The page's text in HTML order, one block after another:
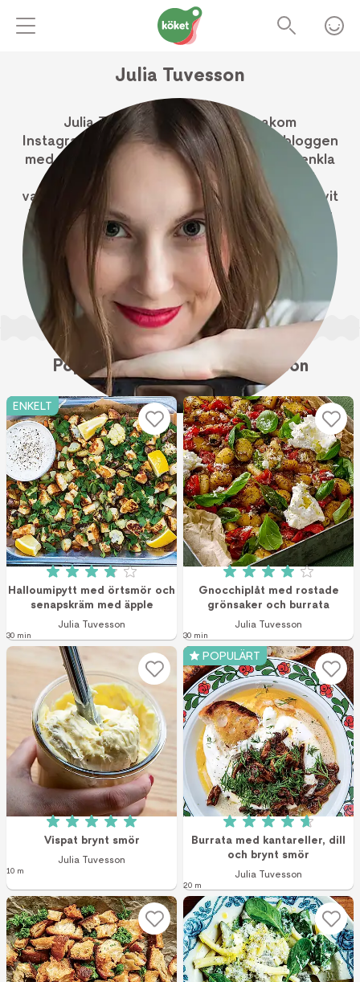
Julia Tuvesson
Julia Tuvesson är personen bakom
Instagramkontot @tuvessonskan samt bloggen
med samma namn. Julia delar med sig av enkla
recept under devisen "grönt och göttigt
vardagskäk från mitt Malmökök". Hon har skrivit
kokböckerna ”Plåtmat”, ”Käka Grönt!” och nu
senast ”Brynt Smör”.
Skriv ut
Populära recept: Julia Tuvesson
ENKELT
Betyg: 3.9 av 5 (195 röster)
Halloumipytt med örtsmör och
senapskräm med äpple
Julia Tuvesson
30 min
Betyg: 4 av 5 (9
Gnocchiplåt med rostade
grönsaker och burrata
Julia Tuvesson
30 min
Betyg: 5 av 5 (4 röster)
Vispat brynt smör
Julia Tuvesson
10 m
POPULÄRT
Betyg: 4.7 av 5
Burrata med kantareller, dill
och brynt smör
Julia Tuvesson
20 m